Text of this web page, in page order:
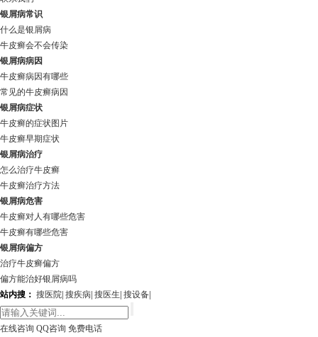
银屑病常识
什么是银屑病
牛皮癣会不会传染
银屑病病因
牛皮癣病因有哪些
常见的牛皮癣病因
银屑病症状
牛皮癣的症状图片
牛皮癣早期症状
银屑病治疗
怎么治疗牛皮癣
牛皮癣治疗方法
银屑病危害
牛皮癣对人有哪些危害
牛皮癣有哪些危害
银屑病偏方
治疗牛皮癣偏方
偏方能治好银屑病吗
站内搜： 搜医院 搜疾病 搜医生 搜设备
在线咨询 QQ咨询 免费电话